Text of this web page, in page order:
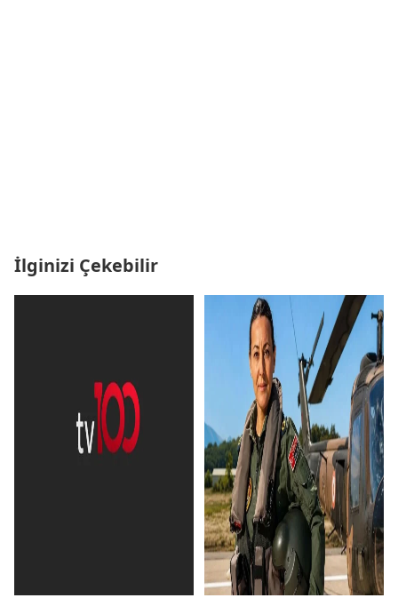
İlginizi Çekebilir